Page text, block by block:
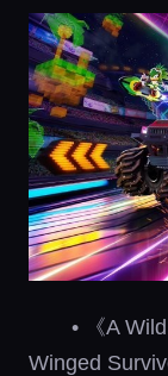
• 《A
Winged